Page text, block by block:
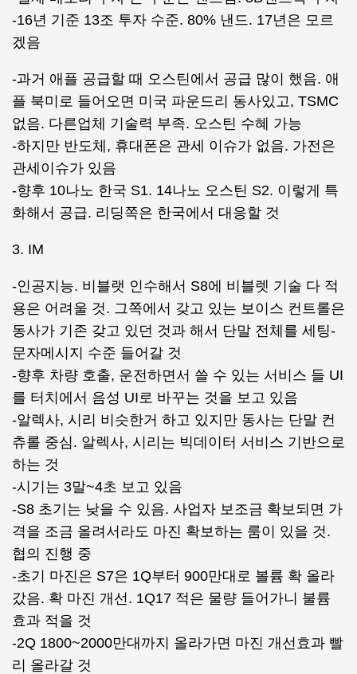
-16년 기준 13조 투자 수준. 80% 낸드. 17년은 모르
겠음
-과거 애플 공급할 때 오스틴에서 공급 많이 했음. 애
플 북미로 들어오면 미국 파운드리 동사있고, TSMC
없음. 다른업체 기술력 부족. 오스틴 수혜 가능
-하지만 반도체, 휴대폰은 관세 이슈가 없음. 가전은
관세이슈가 있음
-향후 10나노 한국 S1. 14나노 오스틴 S2. 이렇게 특
화해서 공급. 리딩쪽은 한국에서 대응할 것
3. IM
-인공지능. 비블랫 인수해서 S8에 비블렛 기술 다 적
용은 어려울 것. 그쪽에서 갖고 있는 보이스 컨트롤은
동사가 기존 갖고 있던 것과 해서 단말 전체를 세팅-
문자메시지 수준 들어갈 것
-향후 차량 호출, 운전하면서 쓸 수 있는 서비스 들 UI
를 터치에서 음성 UI로 바꾸는 것을 보고 있음
-알렉사, 시리 비슷한거 하고 있지만 동사는 단말 컨
츄롤 중심. 알렉사, 시리는 빅데이터 서비스 기반으로
하는 것
-시기는 3말~4초 보고 있음
-S8 초기는 낮을 수 있음. 사업자 보조금 확보되면 가
격을 조금 올려서라도 마진 확보하는 룸이 있을 것.
협의 진행 중
-초기 마진은 S7은 1Q부터 900만대로 볼륨 확 올라
갔음. 확 마진 개선. 1Q17 적은 물량 들어가니 불륨
효과 적을 것
-2Q 1800~2000만대까지 올라가면 마진 개선효과 빨
리 올라갈 것